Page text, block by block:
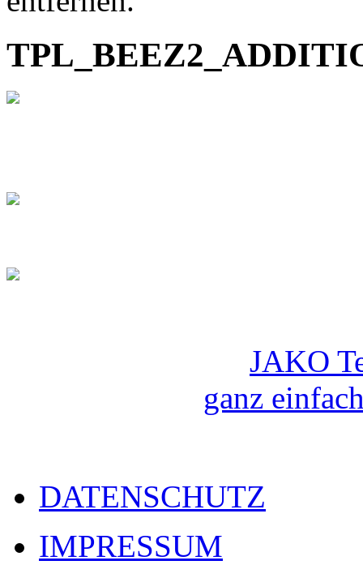
JAKO
ganz
DATENSCHUTZ
IMPRESSUM